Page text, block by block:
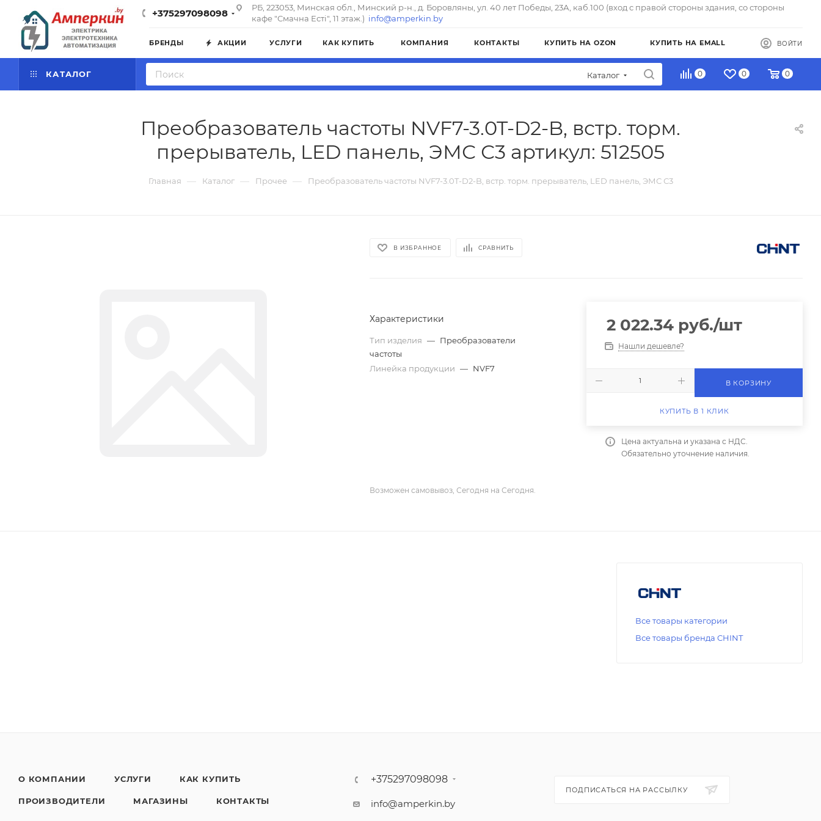
+375297098098
РБ, 223053, Минская обл., Минский р-н., д. Боровляны, ул. 40 лет Победы, 23А, каб.100 (вход с правой стороны здания, со стороны
кафе "Смачна Естi", 11 этаж.) info@amperkin.by
БРЕНДЫ АКЦИИ УСЛУГИ КАК КУПИТЬ КОМПАНИЯ КОНТАКТЫ КУПИТЬ НА OZON КУПИТЬ НА EMALL ВОЙТИ
КАТАЛОГ Каталог 0 0 0
Преобразователь частоты NVF7-3.0T-D2-B, встр. торм.
прерыватель, LED панель, ЭМС С3 артикул: 512505
Главная — Каталог — Прочее — Преобразователь частоты NVF7-3.0T-D2-B, встр. торм. прерыватель, LED панель, ЭМС С3
В ИЗБРАННОЕ СРАВНИТЬ
Характеристики
Тип изделия — Преобразователи
частоты
Линейка продукции — NVF7
2 022.34руб./шт
Нашли дешевле?
В КОРЗИНУ
КУПИТЬ В 1 КЛИК
Цена актуальна и указана с НДС.
Обязательно уточнение наличия.
Возможен самовывоз, Сегодня на Сегодня.
Все товары категории
Все товары бренда CHINT
О КОМПАНИИ УСЛУГИ КАК КУПИТЬ
ПРОИЗВОДИТЕЛИ МАГАЗИНЫ КОНТАКТЫ
+375297098098
info@amperkin.by
ПОДПИСАТЬСЯ НА РАССЫЛКУ